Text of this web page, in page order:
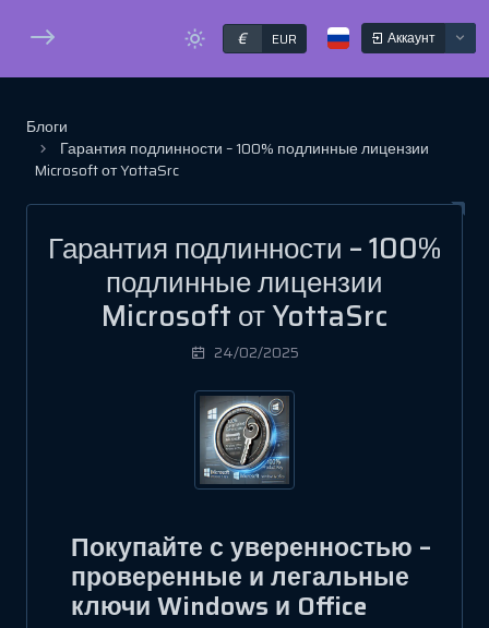
€ EUR Аккаунт
Блоги
Гарантия подлинности – 100% подлинные лицензии
Microsoft от YottaSrc
Гарантия подлинности – 100%
подлинные лицензии
Microsoft от YottaSrc
24/02/2025
Покупайте с уверенностью –
проверенные и легальные
ключи Windows и Office